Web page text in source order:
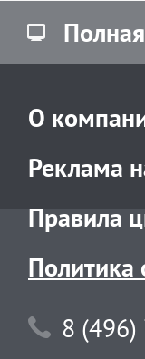
О
Реклама
Правила
Политика
8